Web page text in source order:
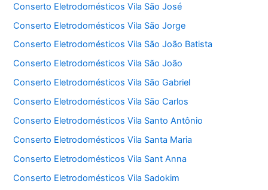
Conserto Eletrodomésticos Vila São José
Conserto Eletrodomésticos Vila São Jorge
Conserto Eletrodomésticos Vila São João Batista
Conserto Eletrodomésticos Vila São João
Conserto Eletrodomésticos Vila São Gabriel
Conserto Eletrodomésticos Vila São Carlos
Conserto Eletrodomésticos Vila Santo Antônio
Conserto Eletrodomésticos Vila Santa Maria
Conserto Eletrodomésticos Vila Sant Anna
Conserto Eletrodomésticos Vila Sadokim